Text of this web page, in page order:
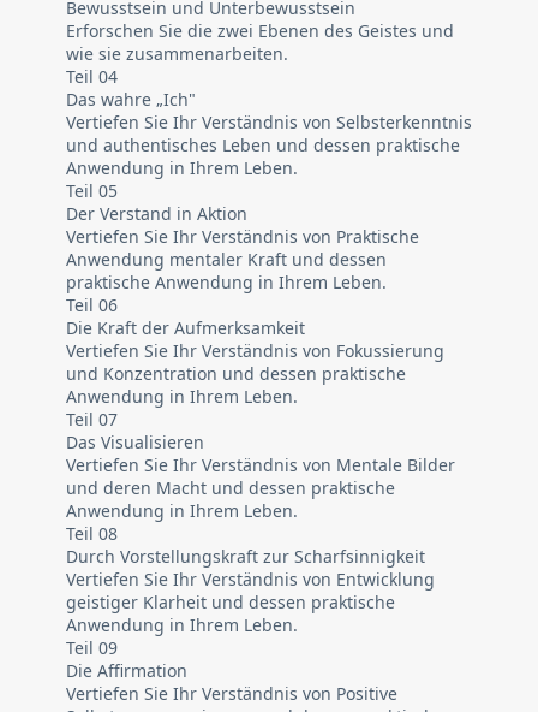
Bewusstsein und Unterbewusstsein
Erforschen Sie die zwei Ebenen des Geistes und
wie sie zusammenarbeiten.
Teil 04
Das wahre „Ich"
Vertiefen Sie Ihr Verständnis von Selbsterkenntnis
und authentisches Leben und dessen praktische
Anwendung in Ihrem Leben.
Teil 05
Der Verstand in Aktion
Vertiefen Sie Ihr Verständnis von Praktische
Anwendung mentaler Kraft und dessen
praktische Anwendung in Ihrem Leben.
Teil 06
Die Kraft der Aufmerksamkeit
Vertiefen Sie Ihr Verständnis von Fokussierung
und Konzentration und dessen praktische
Anwendung in Ihrem Leben.
Teil 07
Das Visualisieren
Vertiefen Sie Ihr Verständnis von Mentale Bilder
und deren Macht und dessen praktische
Anwendung in Ihrem Leben.
Teil 08
Durch Vorstellungskraft zur Scharfsinnigkeit
Vertiefen Sie Ihr Verständnis von Entwicklung
geistiger Klarheit und dessen praktische
Anwendung in Ihrem Leben.
Teil 09
Die Affirmation
Vertiefen Sie Ihr Verständnis von Positive